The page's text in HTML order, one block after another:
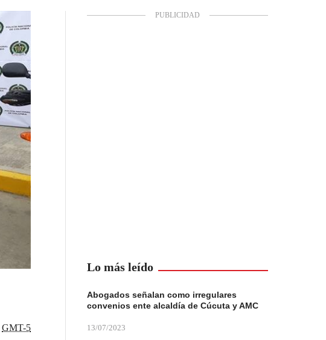
GMT-5
Lo más leído
Abogados señalan como irregulares
convenios ente alcaldía de Cúcuta y AMC
13/07/2023